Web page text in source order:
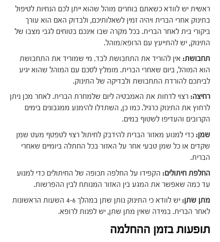
ראשית יש לוודא כשאתם בוחרים מוהל שהוא ייתן לכם הנחיות לטיפול
בתינוק אחרי הברית ויהיה זמין לשאלותיכם, ולבדוק האם הוא עורך
ביקורי בית לאחר הברית. בכל מקרה שבו אינכם בטוחים לגבי מצבו של
התינוק, יש להתייעץ עם הרופא/מוהל.
תחבושת: אין להוריד את התחבושת לבד. מי שמוריד את התחבושת
הוא המוהל, ביום שאחרי הברית. מומלץ לסכם עם המוהל שהוא יגיע
לביתכם להורדת התחבושת ולבדיקה של התינוק.
רחיצה: רצוי לדחות את האמבטיה ליום שלמחרת הברית. לאחר מכן ניתן
לרחוץ את התינוק כרגיל. כמו כן, השתדלו להימנע ממגבונים בימים
הקרובים והעדיפו לשטוף במים.
שמן: כדי למנוע מאזור הברית להידבק לחיתול רצוי לטפטף מעט שמן
שקדים או כל שמן טבעי אחר על האזור בכל החתלה ביומיים שאחרי
הברית.
החלפת חיתולים: הקפידו על החלפה תכופה של החיתולים כדי למנוע
עד כמה שאפשר את המגע בין האזור המנותח לבין ההפרשות.
מתן שתן:
יש לוודא כי התינוק נותן שתן במהלך 4-6 השעות הראשונות
לאחר הברית. במידה שאין מתן שתן, יש לפנות לרופא.
תופעות בזמן ההחלמה